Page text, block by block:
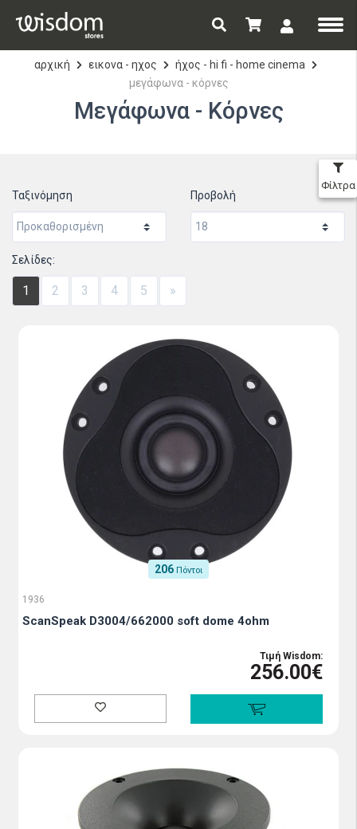
αρχική εικονα - ηχος
ήχος - hi fi - home cinema
μεγάφωνα - κόρνες
Μεγάφωνα - Κόρνες
Ταξινόμηση Προβολή
Σελίδες:
1 2 3 4 5 »
Φίλτρα
206 Πόντοι
1936
ScanSpeak D3004/662000 soft dome 4ohm
Τιμή Wisdom:
256.00€